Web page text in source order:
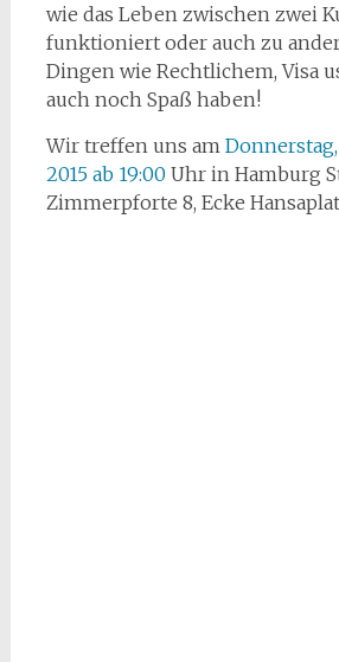
wie das Leben zwischen zwei
funktioniert oder auch zu
Dingen wie Rechtlichem, Visa
auch noch Spaß haben!
Wir treffen uns am
2015 ab 19:00 Uhr in Hamburg
Zimmerpforte 8, Ecke